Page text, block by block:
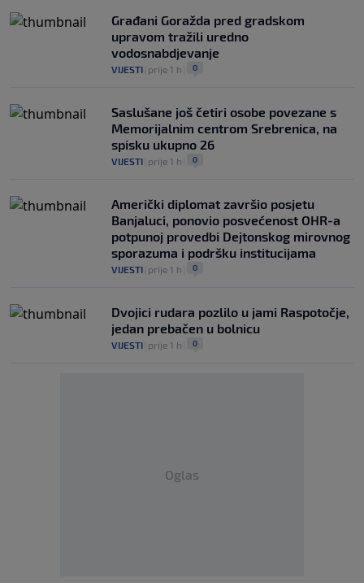
Građani Goražda pred gradskom
upravom tražili uredno
vodosnabdjevanje
VIJESTI prije 1 h 0
Saslušane još četiri osobe povezane s
Memorijalnim centrom Srebrenica, na
spisku ukupno 26
VIJESTI prije 1 h 0
Američki diplomat završio posjetu
Banjaluci, ponovio posvećenost OHR-a
potpunoj provedbi Dejtonskog mirovnog
sporazuma i podršku institucijama
VIJESTI prije 1 h 0
Dvojici rudara pozlilo u jami Raspotočje,
jedan prebačen u bolnicu
VIJESTI prije 1 h 0
Oglas